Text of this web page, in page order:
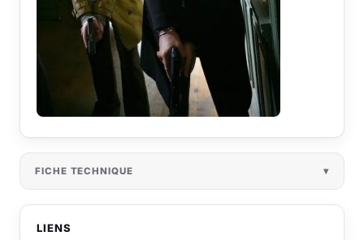
FICHE TECHNIQUE
LIENS